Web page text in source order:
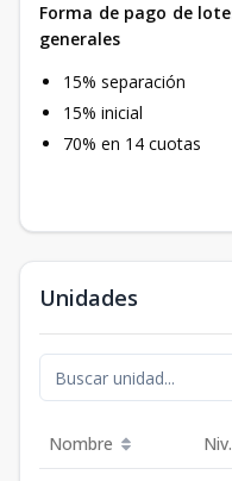
Forma de pago de
generales
15% separación
15% inicial
70% en 14 cuotas
Unidades
Nombre Niv.